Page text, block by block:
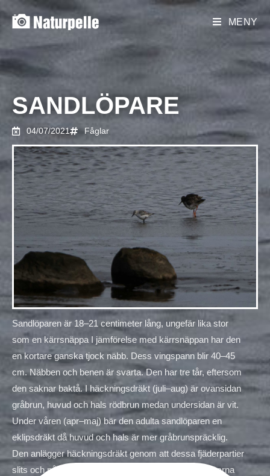
MENY
SANDLÖPARE
04/07/2021 Fåglar
Sandlöparen är 18–21 centimeter lång, ungefär lika stor
som en kärrsnäppa I jämförelse med kärrsnäppan har den
en kortare ganska tjock näbb. Dess vingspann blir 40–45
cm. Näbben och benen är svarta. Den har tre tår, eftersom
den saknar baktå. I häckningsdräkt (juli–aug) är ovansidan
gråbrun, huvud och hals rödbrun medan undersidan är vit.
Under våren (apr–maj) bär den adulta sandlöparen en
eklipsdräkt då huvud och hals är mer gråbrunspräcklig.
Den anlägger häckningsdräkt genom att dessa fjäderpartier
slits och på så sätt avslöjar de starkare färgade fjädrarna